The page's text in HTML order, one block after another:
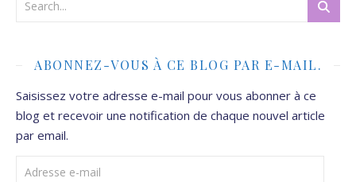
ABONNEZ-VOUS À CE BLOG PAR E-MAIL.
Saisissez votre adresse e-mail pour vous abonner à ce
blog et recevoir une notification de chaque nouvel article
par email.
Adresse e-mail